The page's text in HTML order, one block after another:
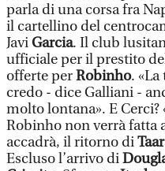
parla di una corsa fra
il cartellino del
JaviGarcia. Il club
ufficiale per il prestito
offerte perRobinho.
credo - dice Galliani -
molto lontana». E
Robinho non verrà fatta
accadrà, il ritorno di
Escluso l’arrivo di